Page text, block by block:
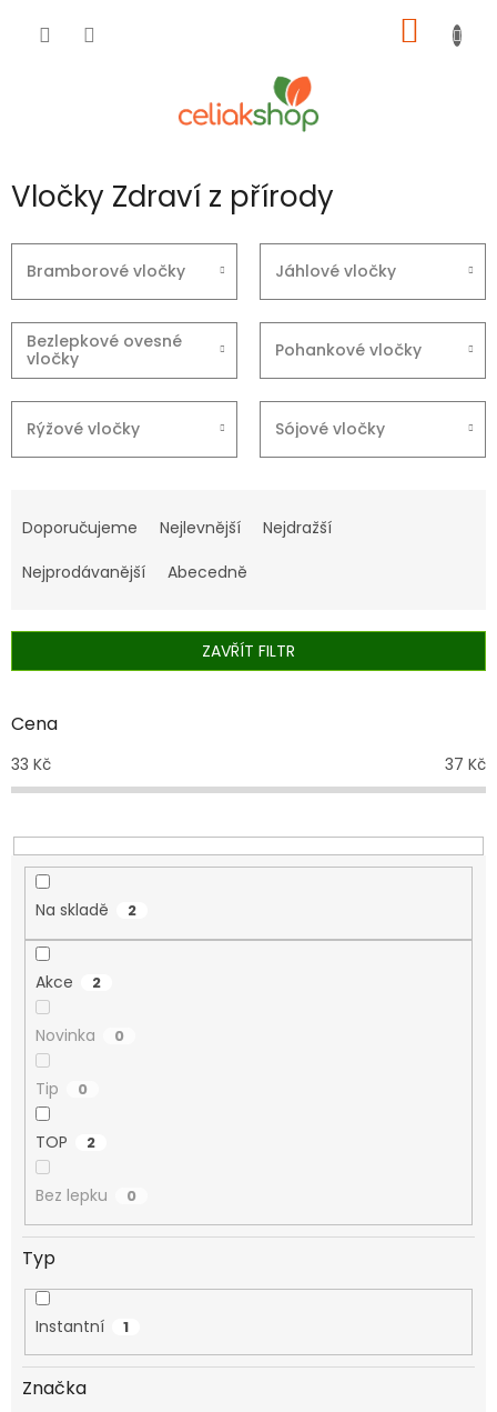
KOŠÍK
Vločky Zdraví z přírody
Bramborové vločky Jáhlové vločky
Bezlepkové ovesné
vločky
Pohankové vločky
Rýžové vločky Sójové vločky
a
e
í
r
d
k
t
Doporučujeme Nejlevnější
Nejdražší
Nejprodávanější
Abecedně
ZAVŘÍT FILTR
Cena
33 Kč 37 Kč
Na skladě 2
Akce 2
Novinka 0
Tip 0
TOP 2
Bez lepku 0
Typ
Instantní 1
Značka